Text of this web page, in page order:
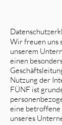
Wir freuen uns
unserem
einen
Nutzung der
FÜNF ist
eine betroffene
unseres